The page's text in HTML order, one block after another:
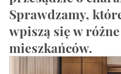
Sprawdzamy,
wpiszą się w
mieszkańców.